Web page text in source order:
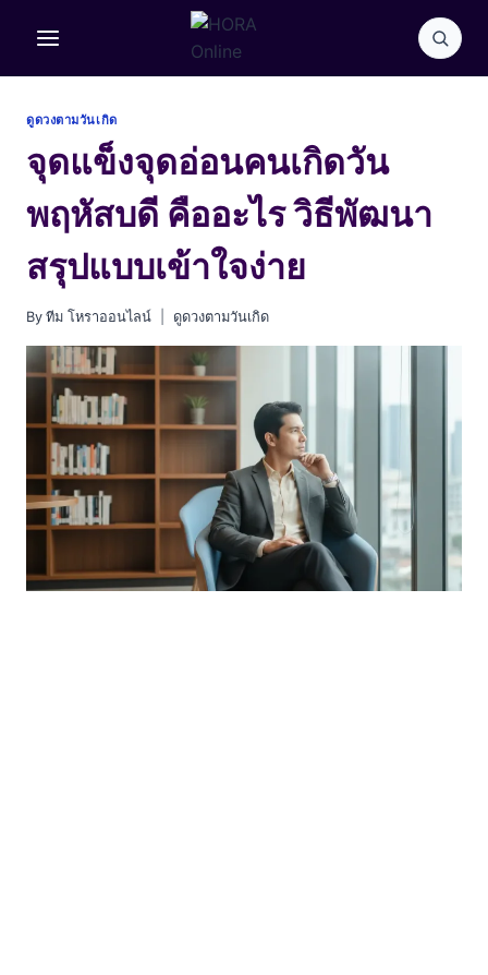
ดูดวงตามวันเกิด
จุดแข็งจุดอ่อนคนเกิดวัน
พฤหัสบดี คืออะไร วิธีพัฒนา
สรุปแบบเข้าใจง่าย
By ทีม โหราออนไลน์ ดูดวงตามวันเกิด